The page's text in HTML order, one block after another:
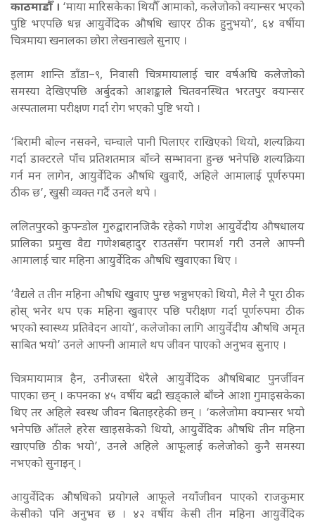
काठमाडौँ । ‘माया मारिसकेका थियौँ आमाको, कलेजोको क्यान्सर भएको
पुष्टि भएपछि धन्न आयुर्वेदिक औषधि खाएर ठीक हुनुभयो’, ६४ वर्षीया
चित्रमाया खनालका छोरा लेखनाखले सुनाए ।
इलाम शान्ति डाँडा–९, निवासी चित्रमायालाई चार वर्षअघि कलेजोको
समस्या देखिएपछि अर्बुदको आशङ्काले चितवनस्थित भरतपुर क्यान्सर
अस्पतालमा परीक्षण गर्दा रोग भएको पुष्टि भयो ।
‘बिरामी बोल्न नसक्ने, चम्चाले पानी पिलाएर राखिएको थियो, शल्यक्रिया
गर्दा डाक्टरले पाँच प्रतिशतमात्र बाँच्ने सम्भावना हुन्छ भनेपछि शल्यक्रिया
गर्न मन लागेन, आयुर्वेदिक औषधि खुवाएँ, अहिले आमालाई पूर्णरुपमा
ठीक छ’, खुसी व्यक्त गर्दै उनले थपे ।
ललितपुरको कुपन्डोल गुरुद्वारानजिकै रहेको गणेश आयुर्वेदीय औषधालय
प्रालिका प्रमुख वैद्य गणेशबहादुर राउतसँग परामर्श गरी उनले आफ्नी
आमालाई चार महिना आयुर्वेदिक औषधि खुवाएका थिए ।
‘वैद्यले त तीन महिना औषधि खुवाए पुग्छ भन्नुभएको थियो, मैले नै पूरा ठीक
होस् भनेर थप एक महिना खुवाएर पछि परीक्षण गर्दा पूर्णरुपमा ठीक
भएको स्वास्थ्य प्रतिवेदन आयो’, कलेजोका लागि आयुर्वेदीय औषधि अमृत
साबित भयो’ उनले आफ्नी आमाले थप जीवन पाएको अनुभव सुनाए ।
चित्रमायामात्र हैन, उनीजस्ता धेरैले आयुर्वेदिक औषधिबाट पुनर्जीवन
पाएका छन् । कपनका ४५ वर्षीय बद्री खड्काले बाँच्ने आशा गुमाइसकेका
थिए तर अहिले स्वस्थ जीवन बिताइरहेकी छन् । ‘कलेजोमा क्यान्सर भयो
भनेपछि आँतले हरेस खाइसकेको थियो, आयुर्वेदिक औषधि तीन महिना
खाएपछि ठीक भयो’, उनले अहिले आफूलाई कलेजोको कुनै समस्या
नभएको सुनाइन् ।
आयुर्वेदिक औषधिको प्रयोगले आफूले नयाँजीवन पाएको राजकुमार
केसीको पनि अनुभव छ । ४२ वर्षीय केसी तीन महिना आयुर्वेदिक